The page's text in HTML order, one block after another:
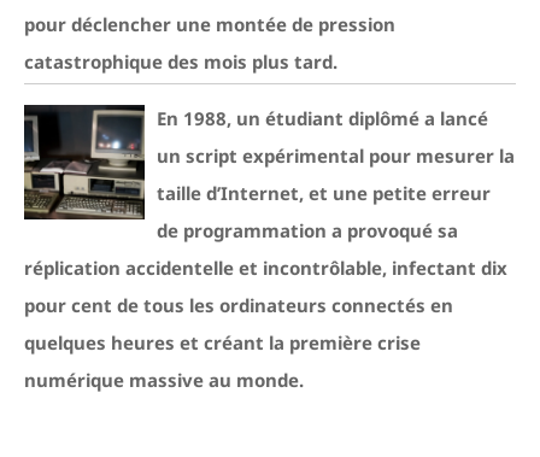
pour déclencher une montée de pression
catastrophique des mois plus tard.
En 1988, un étudiant diplômé a lancé
un script expérimental pour mesurer la
taille d’Internet, et une petite erreur
de programmation a provoqué sa
réplication accidentelle et incontrôlable, infectant dix
pour cent de tous les ordinateurs connectés en
quelques heures et créant la première crise
numérique massive au monde.